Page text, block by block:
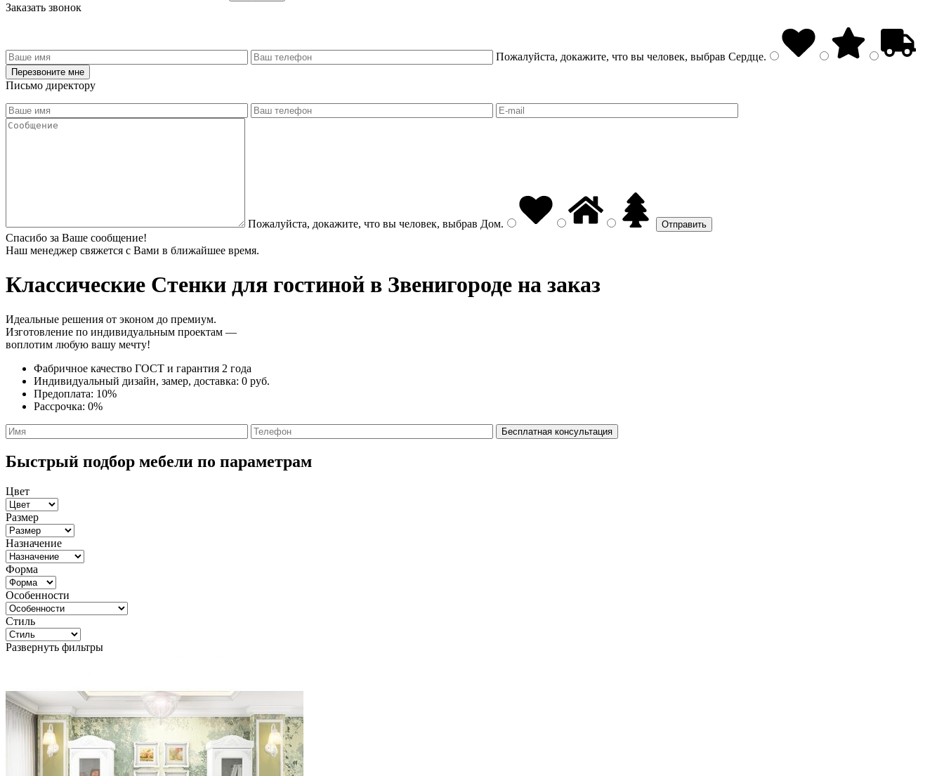
Заказать звонок
Пожалуйста, докажите, что вы человек, выбрав Сердце.
Письмо директору
Пожалуйста, докажите, что вы человек, выбрав Дом.
Спасибо за Ваше сообщение!
Наш менеджер свяжется с Вами в ближайшее время.
Классические Стенки для гостиной в Звенигороде на заказ
Идеальные решения от эконом до премиум.
Изготовление по индивидуальным проектам —
воплотим любую вашу мечту!
Фабричное качество ГОСТ и гарантия 2 года
Индивидуальный дизайн, замер, доставка: 0 руб.
Предоплата: 10%
Рассрочка: 0%
Быстрый подбор мебели по параметрам
Цвет
Размер
Назначение
Форма
Особенности
Стиль
Развернуть фильтры